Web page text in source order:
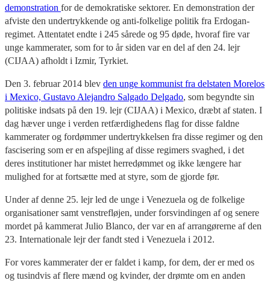
demonstration for de demokratiske sektorer. En demonstration der
afviste den undertrykkende og anti-folkelige politik fra Erdogan-
regimet. Attentatet endte i 245 sårede og 95 døde, hvoraf fire var
unge kammerater, som for to år siden var en del af den 24. lejr
(CIJAA) afholdt i Izmir, Tyrkiet.
Den 3. februar 2014 blev den unge kommunist fra delstaten Morelos
i Mexico, Gustavo Alejandro Salgado Delgado, som begyndte sin
politiske indsats på den 19. lejr (CIJAA) i Mexico, dræbt af staten. I
dag hæver unge i verden retfærdighedens flag for disse faldne
kammerater og fordømmer undertrykkelsen fra disse regimer og den
fascisering som er en afspejling af disse regimers svaghed, i det
deres institutioner har mistet herredømmet og ikke længere har
mulighed for at fortsætte med at styre, som de gjorde før.
Under af denne 25. lejr led de unge i Venezuela og de folkelige
organisationer samt venstrefløjen, under forsvindingen af og senere
mordet på kammerat Julio Blanco, der var en af arrangørerne af den
23. Internationale lejr der fandt sted i Venezuela i 2012.
For vores kammerater der er faldet i kamp, for dem, der er med os
og tusindvis af flere mænd og kvinder, der drømte om en anden